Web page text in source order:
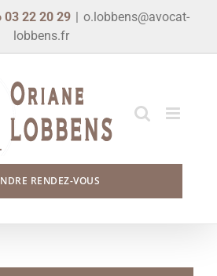
03 22 20 29 | o.lobbens@avocat-
lobbens.fr
RENDEZ-VOUS